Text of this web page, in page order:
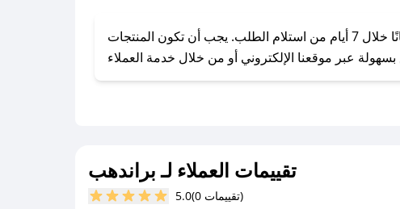
يحرص براندهب على توفير تجربة تسوق آمنة ومريحة لعملائه، حيث يمكنك استرجاع أو استبدال المنتجات مجانًا خلال 7 أيام من استلام الطلب. يجب أن تكون المنتجات
تقييمات العملاء لـ براندهب
5.0 (0 تقييمات)